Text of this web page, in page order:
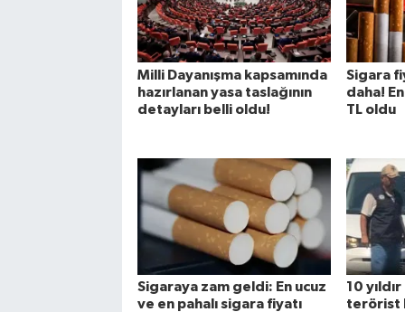
Milli Dayanışma kapsamında
hazırlanan yasa taslağının
detayları belli oldu!
Sigara
daha!
TL oldu
Sigaraya zam geldi: En ucuz
ve en pahalı sigara fiyatı
10
terörist